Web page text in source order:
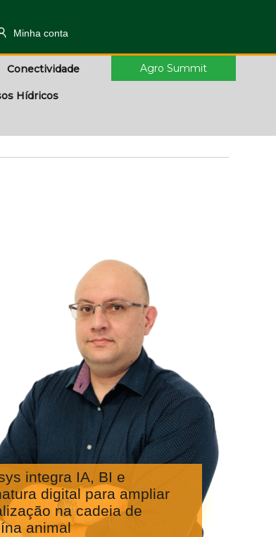
Minha conta
Conectividade
Hídricos
Agro Summit
integra IA, BI e
digital para ampliar
na cadeia de
animal